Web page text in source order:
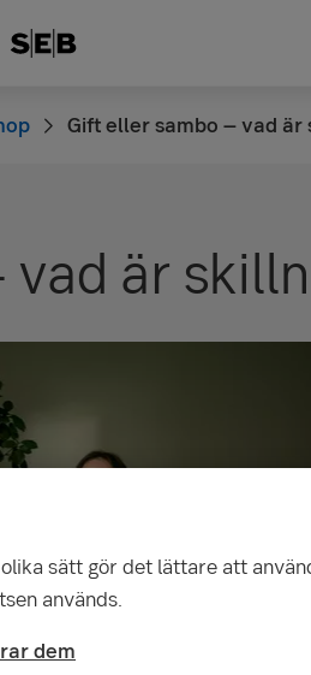
Gift eller sambo – vad är
är
sätt gör det lättare att
används.
dem